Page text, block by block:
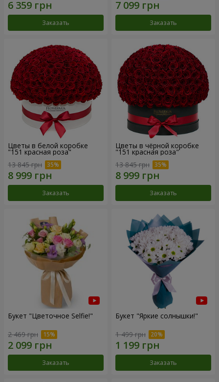
Заказать Заказать
Цветы в белой коробке
"151 красная роза"
13 845 грн
Заказать
Цветы в чёрной коробке
"151 красная роза"
13 845 грн
Заказать
Букет "Цветочное Selfie!"
2 469 грн
Заказать
Букет "Яркие солнышки!"
1 499 грн
Заказать